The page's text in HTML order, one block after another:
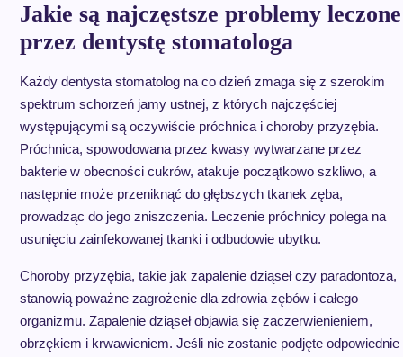
Jakie są najczęstsze problemy leczone
przez dentystę stomatologa
Każdy dentysta stomatolog na co dzień zmaga się z szerokim
spektrum schorzeń jamy ustnej, z których najczęściej
występującymi są oczywiście próchnica i choroby przyzębia.
Próchnica, spowodowana przez kwasy wytwarzane przez
bakterie w obecności cukrów, atakuje początkowo szkliwo, a
następnie może przeniknąć do głębszych tkanek zęba,
prowadząc do jego zniszczenia. Leczenie próchnicy polega na
usunięciu zainfekowanej tkanki i odbudowie ubytku.
Choroby przyzębia, takie jak zapalenie dziąseł czy paradontoza,
stanowią poważne zagrożenie dla zdrowia zębów i całego
organizmu. Zapalenie dziąseł objawia się zaczerwienieniem,
obrzękiem i krwawieniem. Jeśli nie zostanie podjęte odpowiednie